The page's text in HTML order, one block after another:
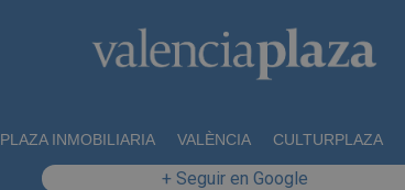
PLAZA INMOBILIARIA VALÈNCIA CULTURPLAZA
+ Seguir en Google